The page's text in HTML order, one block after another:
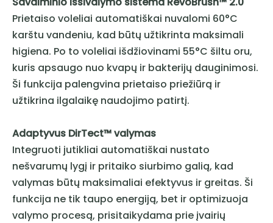
Prietaiso voleliai automatiškai nuvalomi 60°C
karštu vandeniu, kad būtų užtikrinta maksimali
higiena. Po to voleliai išdžiovinami 55°C šiltu oru,
kuris apsaugo nuo kvapų ir bakterijų dauginimosi.
Ši funkcija palengvina prietaiso priežiūrą ir
užtikrina ilgalaikę naudojimo patirtį.
Adaptyvus DirTect™ valymas
Integruoti jutikliai automatiškai nustato
nešvarumų lygį ir pritaiko siurbimo galią, kad
valymas būtų maksimaliai efektyvus ir greitas. Ši
funkcija ne tik taupo energiją, bet ir optimizuoja
valymo procesą, prisitaikydama prie įvairių